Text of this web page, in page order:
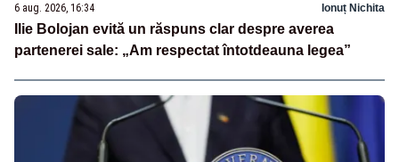
6 aug. 2026, 16:34 Ionuț Nichita
Ilie Bolojan evită un răspuns clar despre averea
partenerei sale: „Am respectat întotdeauna legea”